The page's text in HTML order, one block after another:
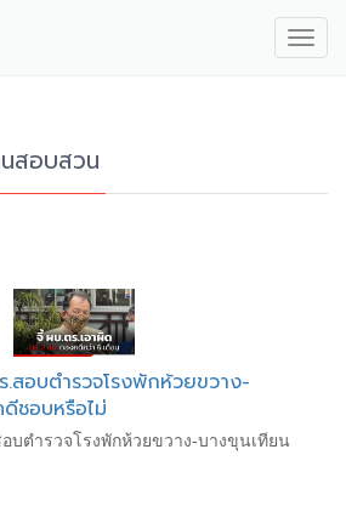
สอบสวน
สอบตำรวจโรงพักห้วยขวาง-
ชอบหรือไม่
บตำรวจโรงพักห้วยขวาง-บางขุนเทียน